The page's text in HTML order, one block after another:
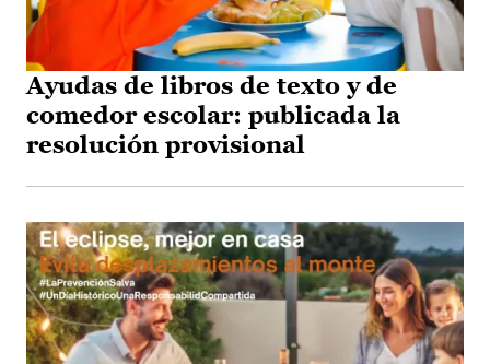
Ayudas de libros de texto y de
comedor escolar: publicada la
resolución provisional